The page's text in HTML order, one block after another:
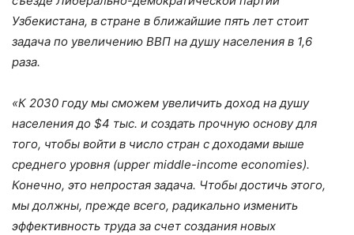
Узбекистана, в стране в ближайшие пять лет стоит
задача по увеличению ВВП на душу населения в 1,6
раза.
«К 2030 году мы сможем увеличить доход на душу
населения до $4 тыс. и создать прочную основу для
того, чтобы войти в число стран с доходами выше
среднего уровня (upper middle-income economies).
Конечно, это непростая задача. Чтобы достичь этого,
мы должны, прежде всего, радикально изменить
эффективность труда за счет создания новых